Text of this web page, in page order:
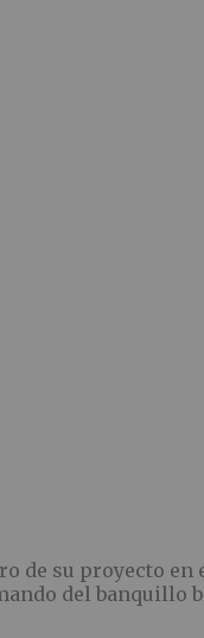
de su proyecto en
del banquillo